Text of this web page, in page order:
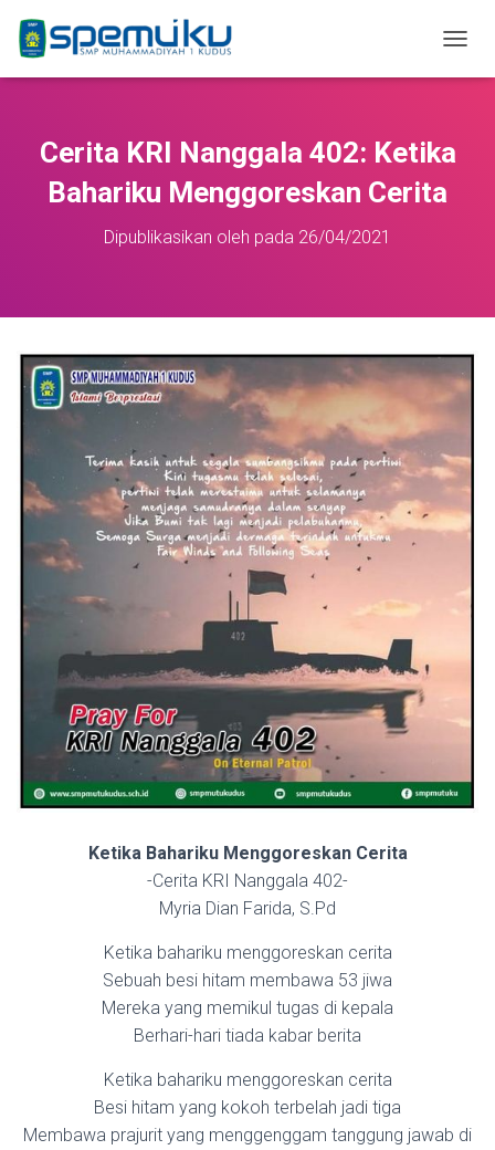
O
E
Cerita KRI Nanggala 402: Ketika
Bahariku Menggoreskan Cerita
Dipublikasikan oleh pada 26/04/2021
Ketika Bahariku Menggoreskan Cerita
-Cerita KRI Nanggala 402-
Myria Dian Farida, S.Pd
Ketika bahariku menggoreskan cerita
Sebuah besi hitam membawa 53 jiwa
Mereka yang memikul tugas di kepala
Berhari-hari tiada kabar berita
Ketika bahariku menggoreskan cerita
Besi hitam yang kokoh terbelah jadi tiga
Membawa prajurit yang menggenggam tanggung jawab di